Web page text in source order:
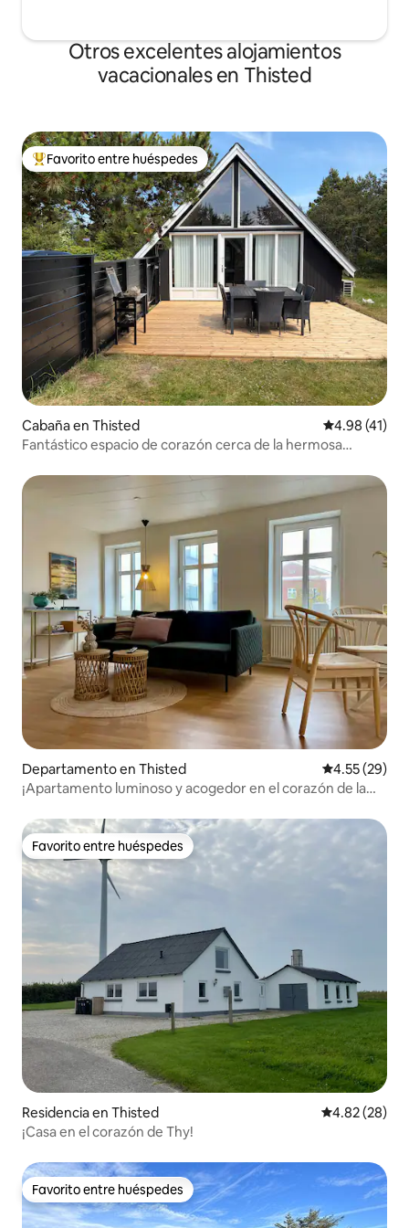
Otros excelentes alojamientos
vacacionales en Thisted
De los mejores en Favorito entre huéspedes
Favorito entre huéspedes
Cabaña en Thisted Calificación
4.98 (41)
Fantástico espacio de corazón cerca de la hermosa
Departamento en Thisted Calificación
4.55 (29)
¡Apartamento luminoso y acogedor en el corazón de la
Favorito entre huéspedes
Favorito entre huéspedes
Residencia en Thisted Calificación
4.82 (28)
¡Casa en el corazón de Thy!
Favorito entre huéspedes
Favorito entre huéspedes